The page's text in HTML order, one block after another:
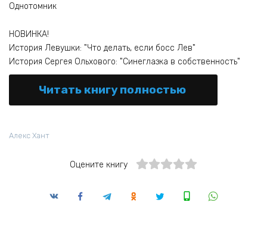
Однотомник
НОВИНКА! ​​​​​​​
​​​​​​​История Левушки: "Что делать, если босс Лев"
​​​​​​​​​​​​​​История Сергея Ольхового: "Синеглазка в собственность"
Читать книгу полностью
Алекс Хант
Оцените книгу